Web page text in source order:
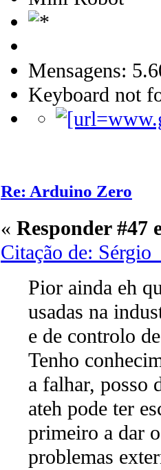
Mensagens:
Keyboard not
Re: Arduino Zero
« Responder #47
Citação de:
Pior ainda eh
usadas na
e de controlo
Tenho
a falhar, posso
ateh pode ter
primeiro a dar
problemas